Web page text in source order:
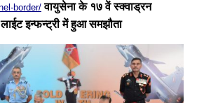
border/ वायुसेना के १७ वें स्क्वाड्रन
इन्फन्ट्री में हुआ समझौता